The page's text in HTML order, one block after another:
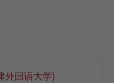
外国语大学)